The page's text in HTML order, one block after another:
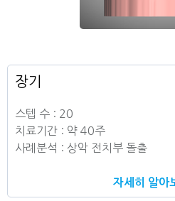
장기
스텝 수 : 20
치료기간 : 약 40주
사례분석 : 상악 전치부 돌출
자세히 알아